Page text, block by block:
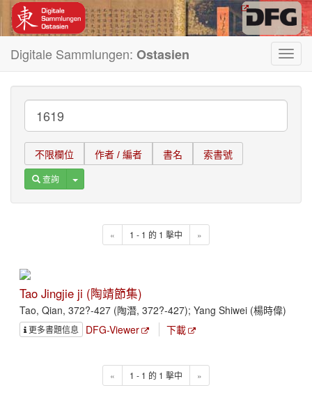
Digitale Sammlungen: Ostasien
不限欄位 作者 / 編者 書名 索書號
查詢 Toggle Dropdown
« 1 - 1 的 1 擊中 »
Tao Jingjie ji (陶靖節集)
Tao, Qian, 372?-427 (陶潛, 372?-427); Yang Shiwei (楊時偉)
更多書題信息 DFG-Viewer 下載
« 1 - 1 的 1 擊中 »